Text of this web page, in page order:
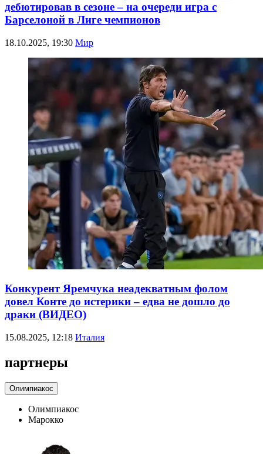
дебютировав в сезоне – на очереди игра с
Барселоной в Лиге чемпионов
18.10.2025, 19:30 Мир
Конкурент Яремчука неадекватным фолом
довел Конте до истерики – едва не дошло до
драки (ВИДЕО)
15.08.2025, 12:18 Италия
партнеры
Олимпиакос
Олимпиакос
Марокко